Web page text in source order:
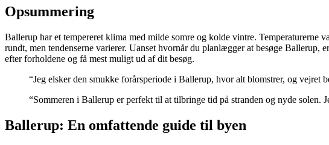
Opsummering
Ballerup har et tempereret klima med milde somre og kolde vintre. Temperaturerne
rundt, men tendenserne varierer. Uanset hvornår du planlægger at besøge
efter forholdene og få mest muligt ud af dit besøg.
“Jeg elsker den smukke forårsperiode i Ballerup, hvor alt blomstrer, og
“Sommeren i Ballerup er perfekt til at tilbringe tid på stranden og nyde solen.
Ballerup: En omfattende guide til byen